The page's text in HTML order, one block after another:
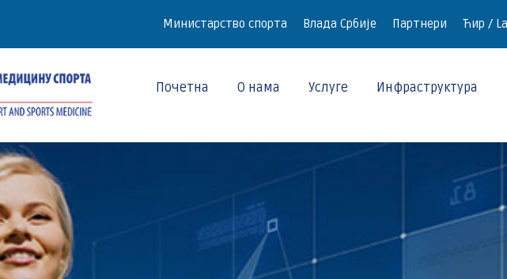
Министарство спорта Влада Србије Партнери Ћир /
Почетна О нама Услуге Инфраструктура